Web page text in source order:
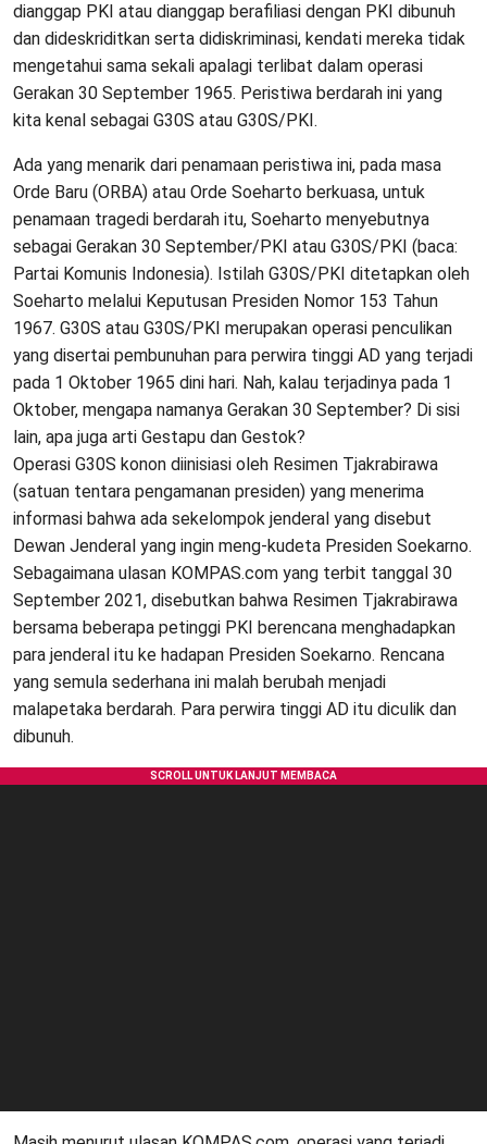
dianggap PKI atau dianggap berafiliasi dengan PKI dibunuh
dan dideskriditkan serta didiskriminasi, kendati mereka tidak
mengetahui sama sekali apalagi terlibat dalam operasi
Gerakan 30 September 1965. Peristiwa berdarah ini yang
kita kenal sebagai G30S atau G30S/PKI.
Ada yang menarik dari penamaan peristiwa ini, pada masa
Orde Baru (ORBA) atau Orde Soeharto berkuasa, untuk
penamaan tragedi berdarah itu, Soeharto menyebutnya
sebagai Gerakan 30 September/PKI atau G30S/PKI (baca:
Partai Komunis Indonesia). Istilah G30S/PKI ditetapkan oleh
Soeharto melalui Keputusan Presiden Nomor 153 Tahun
1967. G30S atau G30S/PKI merupakan operasi penculikan
yang disertai pembunuhan para perwira tinggi AD yang terjadi
pada 1 Oktober 1965 dini hari. Nah, kalau terjadinya pada 1
Oktober, mengapa namanya Gerakan 30 September? Di sisi
lain, apa juga arti Gestapu dan Gestok?
Operasi G30S konon diinisiasi oleh Resimen Tjakrabirawa
(satuan tentara pengamanan presiden) yang menerima
informasi bahwa ada sekelompok jenderal yang disebut
Dewan Jenderal yang ingin meng-kudeta Presiden Soekarno.
Sebagaimana ulasan KOMPAS.com yang terbit tanggal 30
September 2021, disebutkan bahwa Resimen Tjakrabirawa
bersama beberapa petinggi PKI berencana menghadapkan
para jenderal itu ke hadapan Presiden Soekarno. Rencana
yang semula sederhana ini malah berubah menjadi
malapetaka berdarah. Para perwira tinggi AD itu diculik dan
dibunuh.